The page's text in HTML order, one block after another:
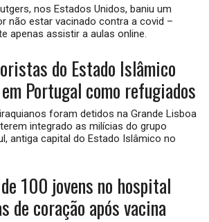
nos Estados Unidos, baniu um
não estar vacinado contra a covid –
apenas assistir a aulas online.
do Estado Islâmico
Portugal como refugiados
foram detidos na Grande Lisboa
integrado as milícias do grupo
antiga capital do Estado Islâmico no
100 jovens no hospital
de coração após vacina